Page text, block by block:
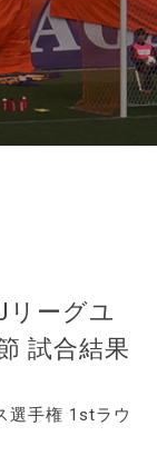
リーグユ
試合結果
選手権 1stラウ